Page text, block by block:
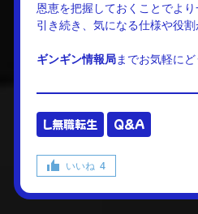
恩恵を把握しておくことでより
引き続き、気になる仕様や役
ギンギン情報局までお気軽にど
L無職転生 Q&A
いいね 4